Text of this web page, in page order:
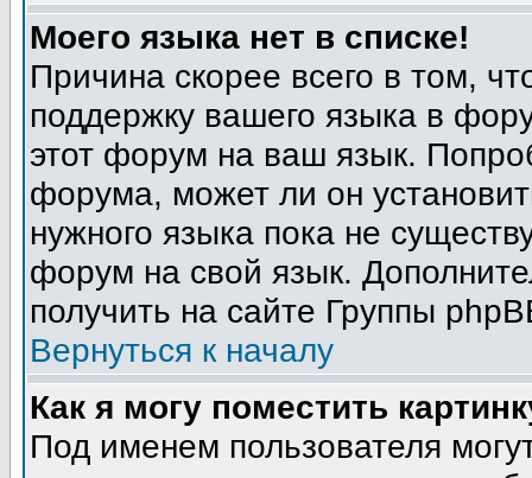
Моего языка нет в списке!
Причина скорее всего в том,
поддержку вашего языка в
этот форум на ваш язык.
форума, может ли он
нужного языка пока не
форум на свой язык.
получить на сайте Группы
Вернуться к началу
Как я могу поместить
Под именем пользователя